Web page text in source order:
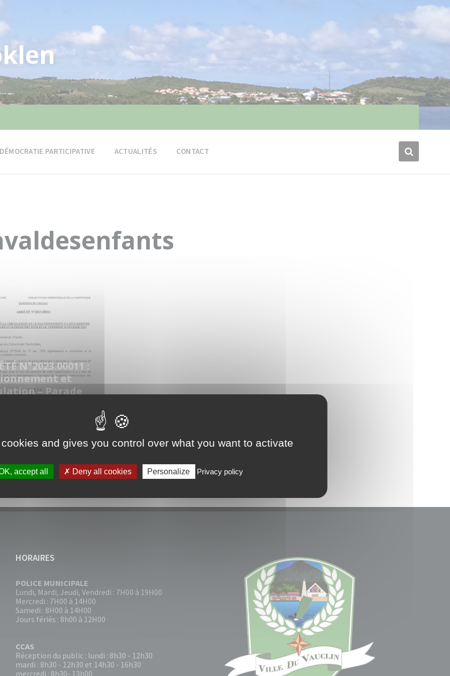
DÉMOCRATIE PARTICIPATIVE ACTUALITÉS CONTACT
N°2023.00011 :
et
– Parade
,ARRÊTÉS,
HORAIRES
POLICE MUNICIPALE
Lundi, Mardi, Jeudi, Vendredi : 7H00 à 19H00
Mercredi : 7H00 à 14H00
Samedi : 8H00 à 14H00
Jours fériés : 8h00 à 12H00
CCAS
Réception du public : lundi : 8h30 - 12h30
mardi : 8h30 - 12h30 et 14h30 - 16h30
mercredi : 8h30- 13h00
and gives you control over what you want to activate
accept all Deny all cookies Personalize Privacy policy